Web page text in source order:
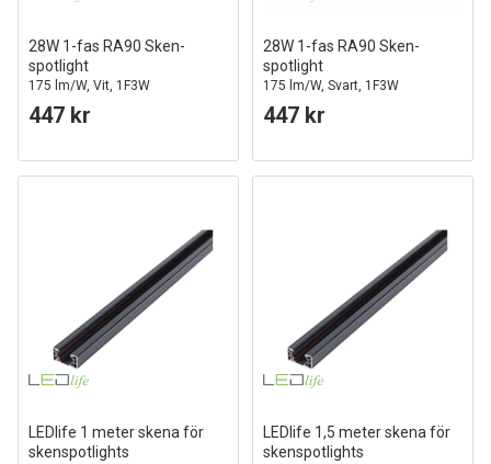
28W 1-fas RA90 Sken-
spotlight
175 lm/W, Vit, 1F3W
447 kr
28W 1-fas RA90 Sken-
spotlight
175 lm/W, Svart, 1F3W
447 kr
LEDlife 1 meter skena för
skenspotlights
LEDlife 1,5 meter skena för
skenspotlights